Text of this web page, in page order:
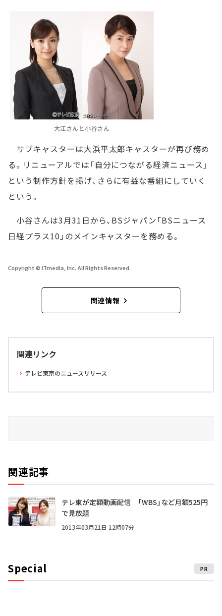
大江さんと小谷さん
サブキャスターは大浜平太郎キャスターが再び務め
る。リニューアルでは「自分につながる経済ニュース」
という制作方針を掲げ、さらに有益な番組にしていく
という。
小谷さんは3月31日から、BSジャパン「BSニュース
日経プラス10」のメインキャスターを務める。
Copyright © ITmedia, Inc. All Rights Reserved.
関連情報
関連リンク
テレビ東京のニュースリリース
関連記事
テレ東が定額動画配信 「WBS」など月額525円
で見放題
2013年03月21日 12時07分
Special PR